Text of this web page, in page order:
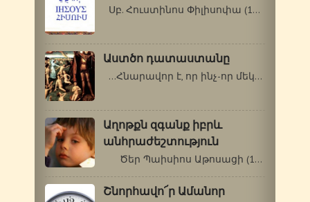
Սբ. Հուստինոս Փիլիսոփա (110-165 թթ.)…
Աստծո դատաստանը
…Հնարավոր է, որ ինչ-որ մեկի մեջ…
Աղոթքն զգանք իբրև
անհրաժեշտություն
Ծեր Պաիսիոս Աթոսացի (1924-1994 թթ.)…
Շնորհավո՜ր Ամանոր